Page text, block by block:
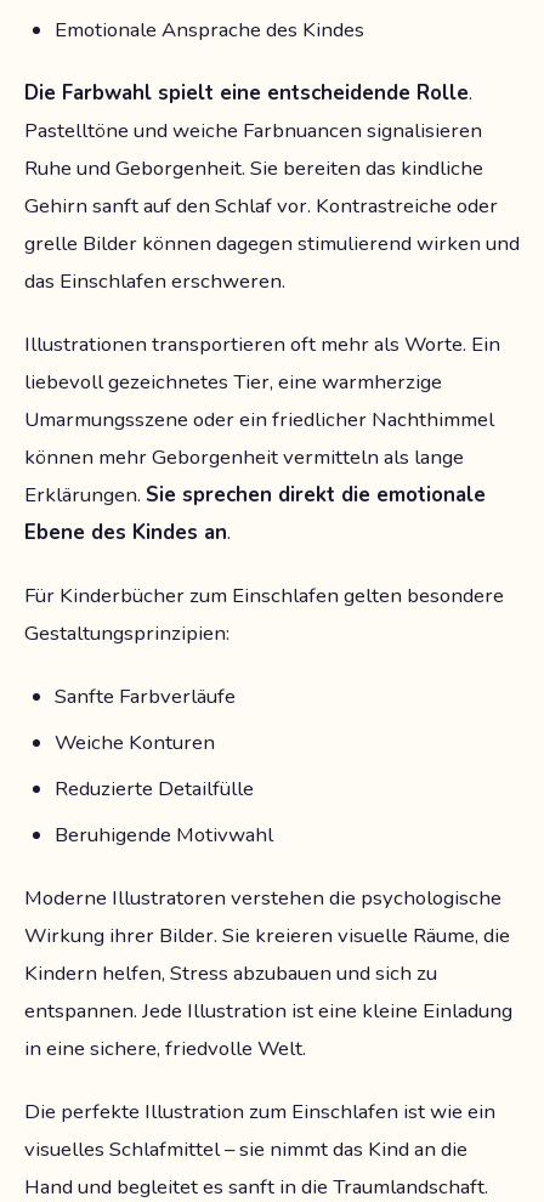
Emotionale Ansprache des Kindes
Die Farbwahl spielt eine entscheidende Rolle.
Pastelltöne und weiche Farbnuancen signalisieren
Ruhe und Geborgenheit. Sie bereiten das kindliche
Gehirn sanft auf den Schlaf vor. Kontrastreiche oder
grelle Bilder können dagegen stimulierend wirken und
das Einschlafen erschweren.
Illustrationen transportieren oft mehr als Worte. Ein
liebevoll gezeichnetes Tier, eine warmherzige
Umarmungsszene oder ein friedlicher Nachthimmel
können mehr Geborgenheit vermitteln als lange
Erklärungen. Sie sprechen direkt die emotionale
Ebene des Kindes an.
Für Kinderbücher zum Einschlafen gelten besondere
Gestaltungsprinzipien:
Sanfte Farbverläufe
Weiche Konturen
Reduzierte Detailfülle
Beruhigende Motivwahl
Moderne Illustratoren verstehen die psychologische
Wirkung ihrer Bilder. Sie kreieren visuelle Räume, die
Kindern helfen, Stress abzubauen und sich zu
entspannen. Jede Illustration ist eine kleine Einladung
in eine sichere, friedvolle Welt.
Die perfekte Illustration zum Einschlafen ist wie ein
visuelles Schlafmittel – sie nimmt das Kind an die
Hand und begleitet es sanft in die Traumlandschaft.